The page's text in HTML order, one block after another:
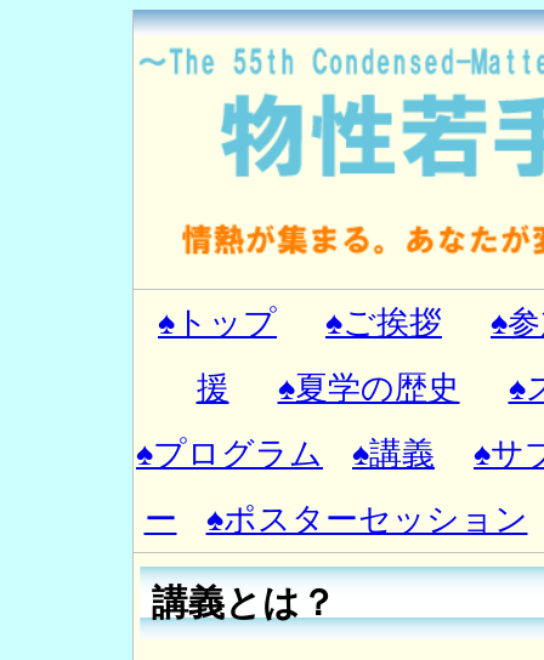
♠トップ ♠ご挨拶
♠
援
♠夏学の歴史
♠
♠プログラム
♠講義
♠サ
ー
♠ポスターセッション
講義とは？